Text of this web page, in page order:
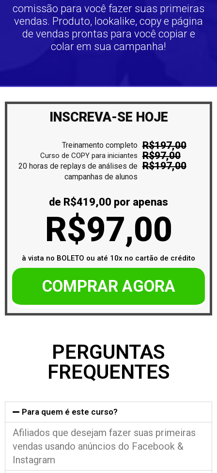
comissão para você fazer suas primeiras
vendas. Produto, lookalike, copy e página
de vendas prontas para você copiar e
colar em sua campanha!
INSCREVA-SE HOJE
Treinamento completo R$197,00
Curso de COPY para iniciantes R$97,00
20 horas de replays de análises de
campanhas de alunos
R$197,00
de R$419,00 por apenas
R$97,00
à vista no BOLETO ou até 10x no cartão de crédito
COMPRAR AGORA
PERGUNTAS
FREQUENTES
Para quem é este curso?
Afiliados que desejam fazer suas primeiras
vendas usando anúncios do Facebook &
Instagram